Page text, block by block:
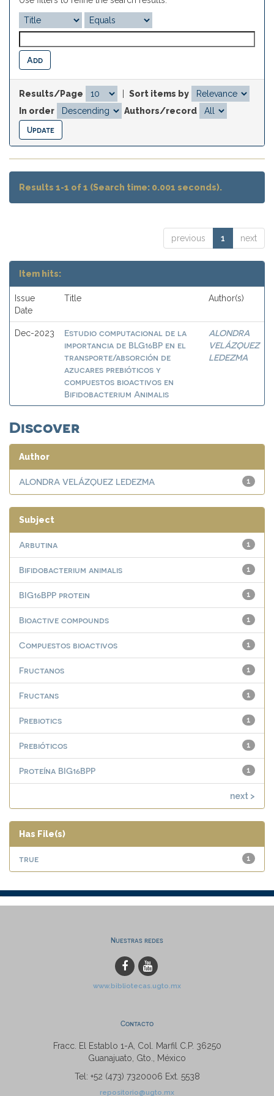
Results/Page
Sort items by
In order
Authors/record
Results 1-1 of 1 (Search time: 0.001 seconds).
previous 1 next
Item hits:
Issue
Date
Title Author(s)
Dec-2023
Estudio computacional de la
importancia de BLG16BP en el
transporte/absorción de
azucares prebióticos y
compuestos bioactivos en
Bifidobacterium Animalis
ALONDRA
VELÁZQUEZ
LEDEZMA
Discover
Author
1
ALONDRA VELÁZQUEZ LEDEZMA
Subject
1
Arbutina
1
Bifidobacterium animalis
1
BIG16BPP protein
1
Bioactive compounds
1
Compuestos bioactivos
1
Fructanos
1
Fructans
1
Prebiotics
1
Prebióticos
1
Proteína BIG16BPP
next >
Has File(s)
1
true
Nuestras redes
www.bibliotecas.ugto.mx
Contacto
Fracc. El Establo 1-A, Col. Marfil C.P. 36250
Guanajuato, Gto., México
Tel: +52 (473) 7320006 Ext. 5538
repositorio@ugto.mx